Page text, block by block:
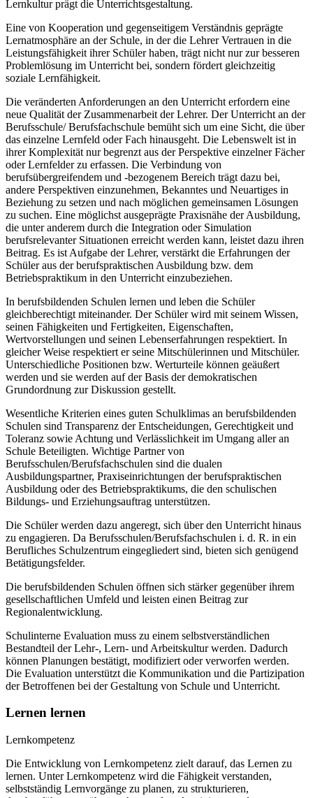
Lernkultur prägt die Unterrichtsgestaltung.
Eine von Kooperation und gegenseitigem Verständnis geprägte
Lernatmosphäre an der Schule, in der die Lehrer Vertrauen in die
Leistungsfähigkeit ihrer Schüler haben, trägt nicht nur zur besseren
Problemlösung im Unterricht bei, sondern fördert gleichzeitig
soziale Lernfähigkeit.
Die veränderten Anforderungen an den Unterricht erfordern eine
neue Qualität der Zusammenarbeit der Lehrer. Der Unterricht an der
Berufsschule/ Berufsfachschule bemüht sich um eine Sicht, die über
das einzelne Lernfeld oder Fach hinausgeht. Die Lebenswelt ist in
ihrer Komplexität nur begrenzt aus der Perspektive einzelner Fächer
oder Lernfelder zu erfassen. Die Verbindung von
berufsübergreifendem und -bezogenem Bereich trägt dazu bei,
andere Perspektiven einzunehmen, Bekanntes und Neuartiges in
Beziehung zu setzen und nach möglichen gemeinsamen Lösungen
zu suchen. Eine möglichst ausgeprägte Praxisnähe der Ausbildung,
die unter anderem durch die Integration oder Simulation
berufsrelevanter Situationen erreicht werden kann, leistet dazu ihren
Beitrag. Es ist Aufgabe der Lehrer, verstärkt die Erfahrungen der
Schüler aus der berufspraktischen Ausbildung bzw. dem
Betriebspraktikum in den Unterricht einzubeziehen.
In berufsbildenden Schulen lernen und leben die Schüler
gleichberechtigt miteinander. Der Schüler wird mit seinem Wissen,
seinen Fähigkeiten und Fertigkeiten, Eigenschaften,
Wertvorstellungen und seinen Lebenserfahrungen respektiert. In
gleicher Weise respektiert er seine Mitschülerinnen und Mitschüler.
Unterschiedliche Positionen bzw. Werturteile können geäußert
werden und sie werden auf der Basis der demokratischen
Grundordnung zur Diskussion gestellt.
Wesentliche Kriterien eines guten Schulklimas an berufsbildenden
Schulen sind Transparenz der Entscheidungen, Gerechtigkeit und
Toleranz sowie Achtung und Verlässlichkeit im Umgang aller an
Schule Beteiligten. Wichtige Partner von
Berufsschulen/Berufsfachschulen sind die dualen
Ausbildungspartner, Praxiseinrichtungen der berufspraktischen
Ausbildung oder des Betriebspraktikums, die den schulischen
Bildungs- und Erziehungsauftrag unterstützen.
Die Schüler werden dazu angeregt, sich über den Unterricht hinaus
zu engagieren. Da Berufsschulen/Berufsfachschulen i. d. R. in ein
Berufliches Schulzentrum eingegliedert sind, bieten sich genügend
Betätigungsfelder.
Die berufsbildenden Schulen öffnen sich stärker gegenüber ihrem
gesellschaftlichen Umfeld und leisten einen Beitrag zur
Regionalentwicklung.
Schulinterne Evaluation muss zu einem selbstverständlichen
Bestandteil der Lehr-, Lern- und Arbeitskultur werden. Dadurch
können Planungen bestätigt, modifiziert oder verworfen werden.
Die Evaluation unterstützt die Kommunikation und die Partizipation
der Betroffenen bei der Gestaltung von Schule und Unterricht.
Lernen lernen
Lernkompetenz
Die Entwicklung von Lernkompetenz zielt darauf, das Lernen zu
lernen. Unter Lernkompetenz wird die Fähigkeit verstanden,
selbstständig Lernvorgänge zu planen, zu strukturieren,